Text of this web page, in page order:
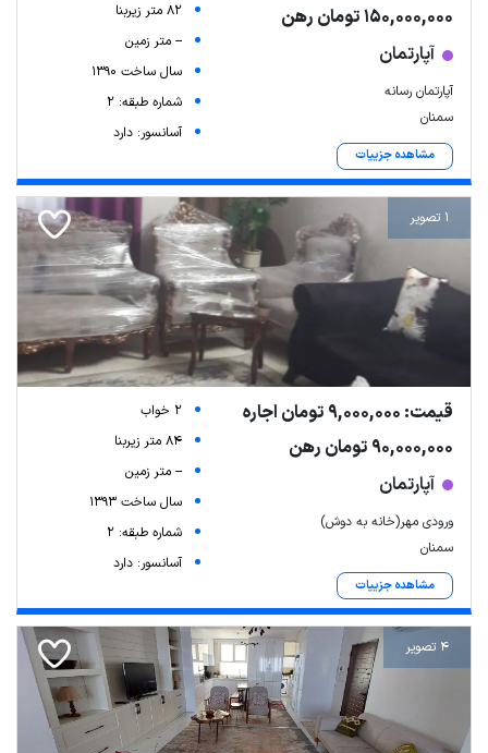
150,000,000 تومان رهن
آپارتمان
آپارتمان رسانه
سمنان
مشاهده جزییات
82 متر زیربنا
-- متر زمین
سال ساخت 1390
شماره طبقه: 2
آسانسور: دارد
1 تصویر
قیمت: 9,000,000 تومان اجاره
90,000,000 تومان رهن
آپارتمان
ورودی مهر(خانه به دوش)
سمنان
مشاهده جزییات
2 خواب
84 متر زیربنا
-- متر زمین
سال ساخت 1393
شماره طبقه: 2
آسانسور: دارد
4 تصویر